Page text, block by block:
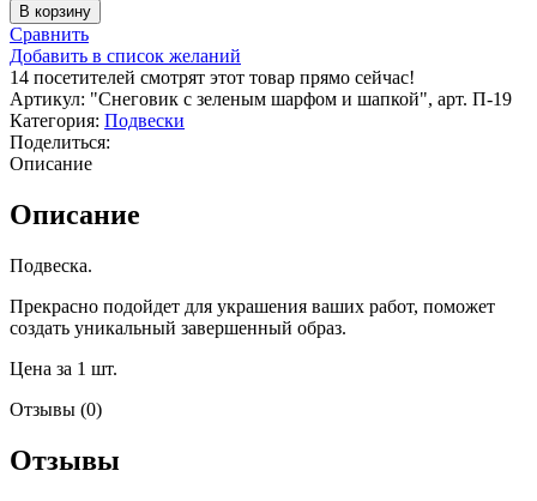
В корзину
Сравнить
Добавить в список желаний
14 посетителей смотрят этот товар прямо сейчас!
Артикул: "Снеговик с зеленым шарфом и шапкой", арт. П-19
Категория: Подвески
Поделиться:
Описание
Описание
Подвеска.
Прекрасно подойдет для украшения ваших работ, поможет
создать уникальный завершенный образ.
Цена за 1 шт.
Отзывы (0)
Отзывы